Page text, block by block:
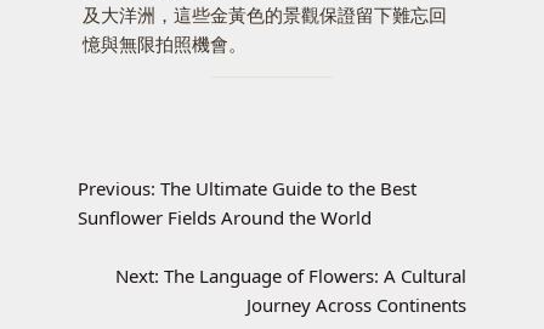
及大洋洲，這些金黃色的景觀保證留下難忘回
憶與無限拍照機會。
Previous: The Ultimate Guide to the Best
Sunflower Fields Around the World
Next: The Language of Flowers: A Cultural
Journey Across Continents